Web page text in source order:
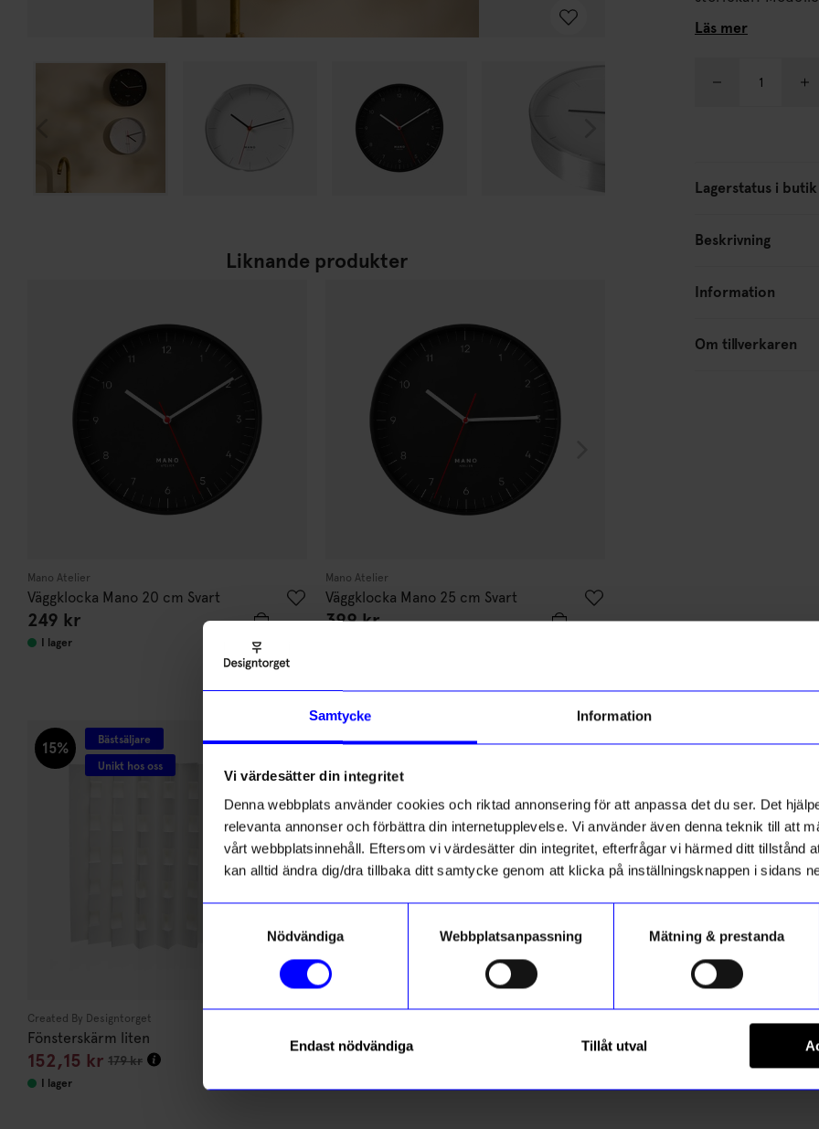
Samtycke Information
Vi värdesätter din integritet
Denna webbplats använder cookies och riktad annonsering för att anpassa det du ser. Det
relevanta annonser och förbättra din internetupplevelse. Vi använder även denna teknik till att
vårt webbplatsinnehåll. Eftersom vi värdesätter din integritet, efterfrågar vi härmed ditt tillstånd
kan alltid ändra dig/dra tillbaka ditt samtycke genom att klicka på inställningsknappen i sidans
Nödvändiga
Webbplatsanpassning Mätning & prestanda
Endast nödvändiga Tillåt utval
Liknande produkter
Mano Atelier
Väggklocka Mano 20 cm Svart
249 kr
I lager
Mano Atelier
Väggklocka Mano 25 cm Svart
399kr 399kr
15% Bästsäljare
Unikt hos oss
Created By Designtorget
Fönsterskärm liten
152,15 kr 179kr
I lager
Bästsäljare
Hylla Pocket String svart/valnöt Stol Alma m sadelgjord 47x76
Läs mer
Lagerstatus i butik
Beskrivning
Information
Om tillverkaren